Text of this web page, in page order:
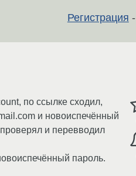
Регистрация -
по ссылке сходил,
и новоиспечённый
и перевводил
пароль.